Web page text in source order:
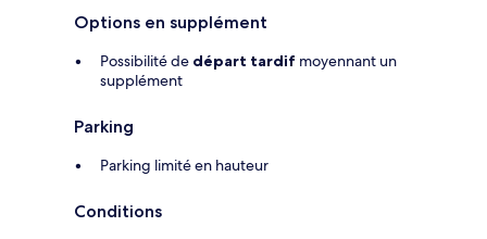
Options en supplément
Possibilité de départ tardif moyennant un
supplément
Parking
Parking limité en hauteur
Conditions